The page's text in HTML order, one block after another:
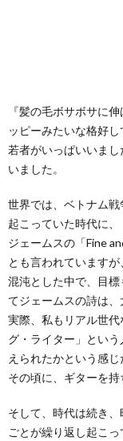
『髪の毛ボサボサに
ッピーみたいな格好
若者がいっぱいいま
いました。
世界では、ベトナム
起こっていた時代に、
ジェームスの「Fine
とも言われていますが
混沌とした中で、目
てジェームスの詩は、
実際、私もリアル世
グ・ライター」とい
えられたかという感じ
その頃に、ギターを持
そして、時代は続き
ごとが繰り返し起こっ